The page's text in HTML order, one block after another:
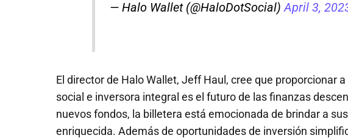
— Halo Wallet (@HaloDotSocial)April 3,
El director de Halo Wallet, Jeff Haul, cree que proporcionar
social e inversora integral es el futuro de las finanzas
nuevos fondos, la billetera está emocionada de brindar a
enriquecida. Además de oportunidades de inversión